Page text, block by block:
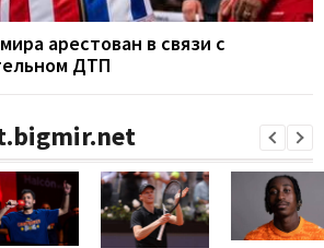
арестован в связи с
ДТП